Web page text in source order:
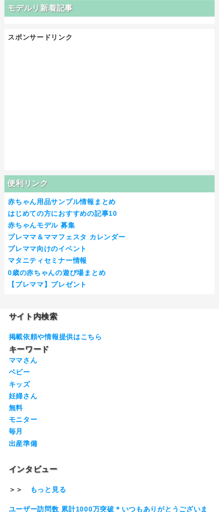
モデルリ新着記事
スポンサードリンク
便利リンク
赤ちゃん用品サンプル情報まとめ
はじめての方におすすめの記事10
赤ちゃんモデル 募集
プレママ＆ママフェスタ カレンダー
プレママ向けのイベント
マタニティセミナー情報
0歳の赤ちゃんの遊び場まとめ
【プレママ】プレゼント
サイト内検索
掲載依頼や情報提供はこちら
キーワード
ママさん
ベビー
キッズ
妊婦さん
無料
モニター
毎月
出産準備
インタビュー
＞＞ もっと見る
ユーザー訪問数 累計1000万突破＊いつもありがとうございま